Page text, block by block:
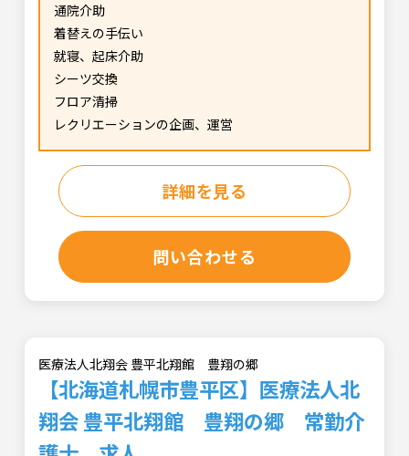
通院介助
着替えの手伝い
就寝、起床介助
シーツ交換
フロア清掃
レクリエーションの企画、運営
詳細を見る
問い合わせる
医療法人北翔会 豊平北翔館 豊翔の郷
【北海道札幌市豊平区】医療法人北
翔会 豊平北翔館 豊翔の郷 常勤介